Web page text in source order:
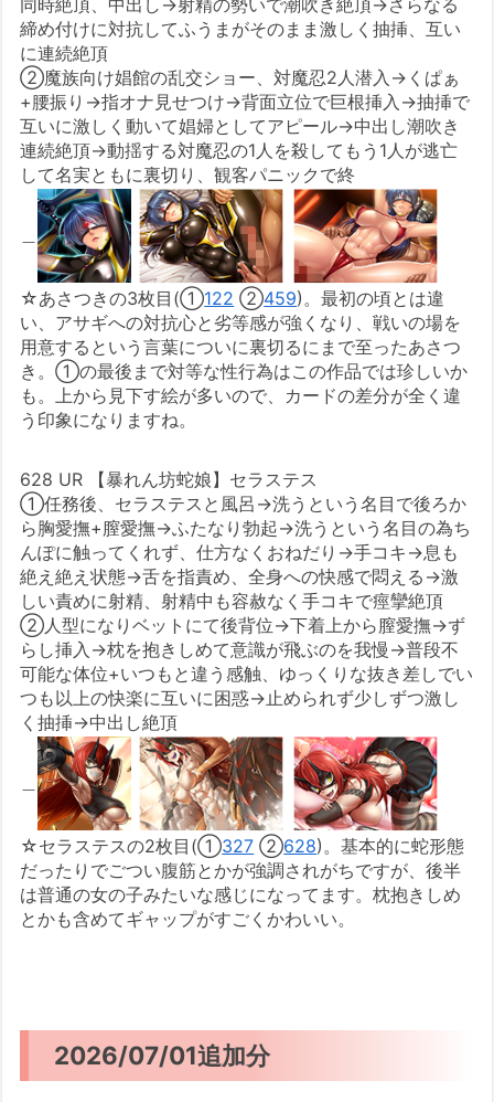
締め付けに対抗してふうまがそのまま激しく抽挿、互い
に連続絶頂
②魔族向け娼館の乱交ショー、対魔忍2人潜入→くぱぁ
+腰振り→指オナ見せつけ→背面立位で巨根挿入→抽挿で
互いに激しく動いて娼婦としてアピール→中出し潮吹き
連続絶頂→動揺する対魔忍の1人を殺してもう1人が逃亡
して名実ともに裏切り、観客パニックで終
＿
☆あさつきの3枚目(①122 ②459)。最初の頃とは違
い、アサギへの対抗心と劣等感が強くなり、戦いの場を
用意するという言葉についに裏切るにまで至ったあさつ
き。①の最後まで対等な性行為はこの作品では珍しいか
も。上から見下す絵が多いので、カードの差分が全く違
う印象になりますね。
628 UR 【暴れん坊蛇娘】セラステス
①任務後、セラステスと風呂→洗うという名目で後ろか
ら胸愛撫+膣愛撫→ふたなり勃起→洗うという名目の為ち
んぽに触ってくれず、仕方なくおねだり→手コキ→息も
絶え絶え状態→舌を指責め、全身への快感で悶える→激
しい責めに射精、射精中も容赦なく手コキで痙攣絶頂
②人型になりベットにて後背位→下着上から膣愛撫→ず
らし挿入→枕を抱きしめて意識が飛ぶのを我慢→普段不
可能な体位+いつもと違う感触、ゆっくりな抜き差しでい
つも以上の快楽に互いに困惑→止められず少しずつ激し
く抽挿→中出し絶頂
＿
☆セラステスの2枚目(①327 ②628)。基本的に蛇形態
だったりでごつい腹筋とかが強調されがちですが、後半
は普通の女の子みたいな感じになってます。枕抱きしめ
とかも含めてギャップがすごくかわいい。
2026/07/01追加分